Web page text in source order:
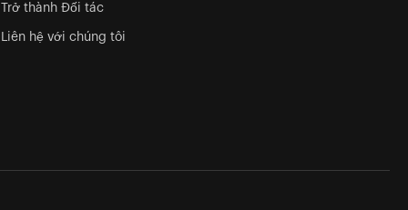
Trở thành Đối tác
Liên hệ với chúng tôi